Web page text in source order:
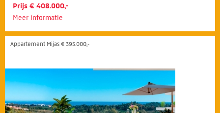
Prijs € 408.000,-
Meer informatie
Appartement Mijas € 395.000,-